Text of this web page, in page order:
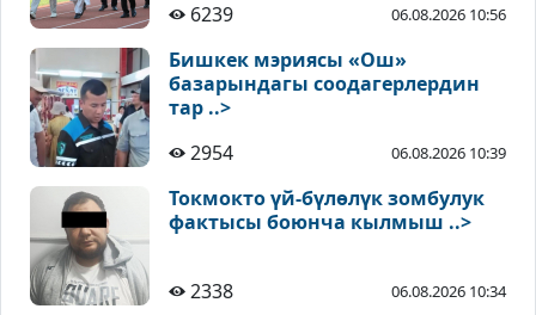
6239 06.08.2026 10:56
Бишкек мэриясы «Ош»
базарындагы соодагерлердин
тар ..>
2954
06.08.2026 10:39
Токмокто үй-бүлөлүк зомбулук
фактысы боюнча кылмыш ..>
2338 06.08.2026 10:34